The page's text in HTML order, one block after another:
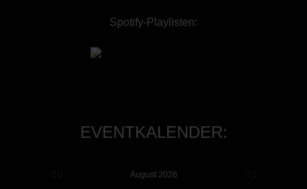
Spotify-Playlisten:
EVENTKALENDER:
Vorheriger
August 2026